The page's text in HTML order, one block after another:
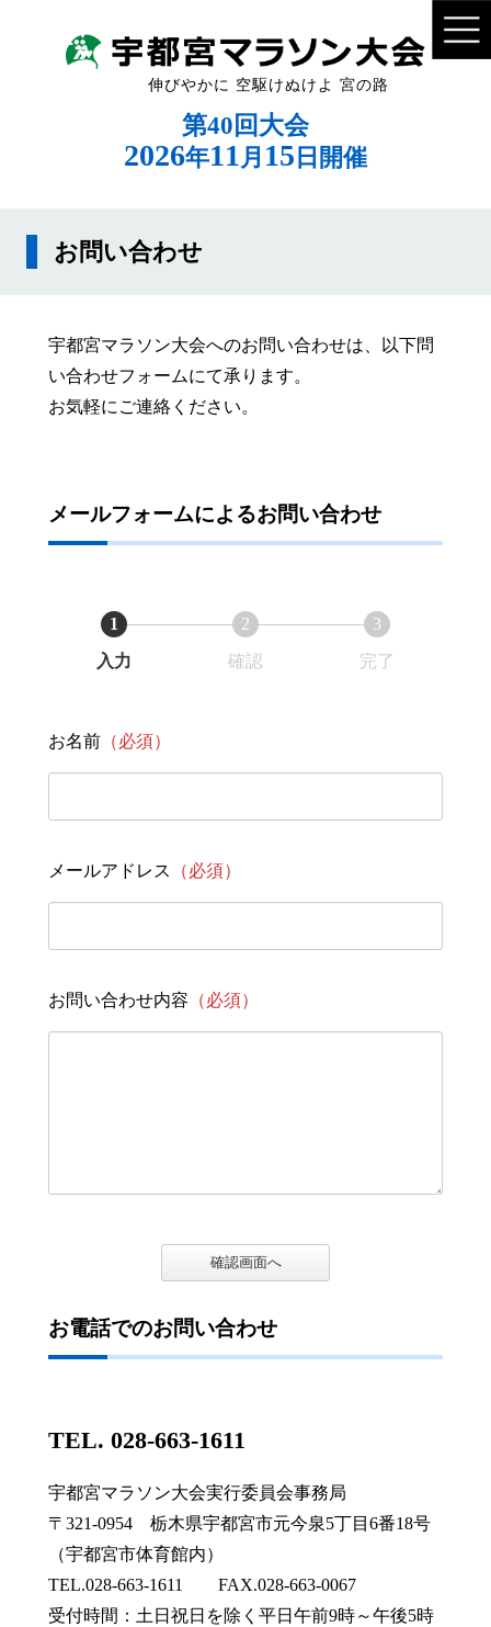
伸びやかに 空駆けぬけよ 宮の路
第40回大会
2026年11 月 15 日開催
お問い合わせ
宇都宮マラソン大会へのお問い合わせは、以下問
い合わせフォームにて承ります。
お気軽にご連絡ください。
メールフォームによるお問い合わせ
1
入力
2
確認
3
完了
お名前 （必須）
メールアドレス （必須）
お問い合わせ内容 （必須）
確認画面へ
お電話でのお問い合わせ
TEL. 028-663-1611
宇都宮マラソン大会実行委員会事務局
〒321-0954 栃木県宇都宮市元今泉5丁目6番18号
（宇都宮市体育館内）
TEL.028-663-1611 FAX.028-663-0067
受付時間：土日祝日を除く平日午前9時～午後5時